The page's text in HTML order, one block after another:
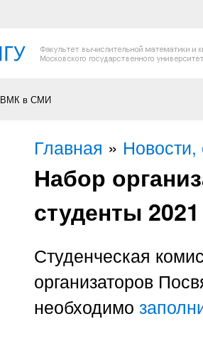
ВМК в СМИ
Вы здесь
Главная »
Набор
студенты 2021
Студенческая
организаторов
необходимо